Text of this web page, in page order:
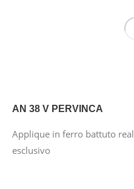
AN 38 V PERVINCA
Applique in ferro battuto
esclusivo